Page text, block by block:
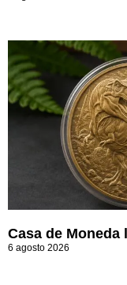
Casa de
6 agosto 2026